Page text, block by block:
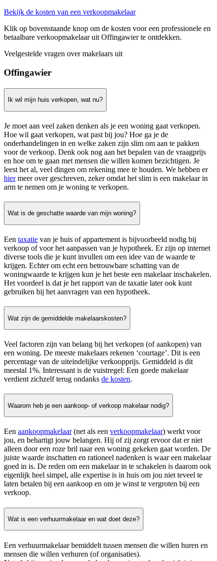
Bekijk de kosten van een verkoopmakelaar
Klik op bovenstaande knop om de kosten voor een professionele en
betaalbare verkoopmakelaar uit Offingawier te ontdekken.
Veelgestelde vragen over makelaars uit
Offingawier
Ik wil mijn huis verkopen, wat nu?
Je moet aan veel zaken denken als je een woning gaat verkopen.
Hoe wil gaat verkopen, wat past bij jou? Hoe ga je de
onderhandelingen in en welke zaken zijn slim om aan te pakken
voor de verkoop. Denk ook nog aan het bepalen van de vraagprijs
en hoe om te gaan met mensen die willen komen bezichtigen. Je
leest het al, veel dingen om rekening mee te houden. We hebben er
hiermeer over geschreven, zeker omdat het slim is een makelaar in
arm te nemen om je woning te verkopen.
Wat is de geschatte waarde van mijn woning?
Een taxatie van je huis of appartement is bijvoorbeeld nodig bij
verkoop of voor het aanpassen van je hypotheek. Er zijn op internet
diverse tools die je kunt invullen om een idee van de waarde te
krijgen. Echter om echt een betrouwbare schatting van de
woningwaarde te krijgen kun je het beste een makelaar inschakelen.
Het voordeel is dat je het rapport van de taxatie later ook kunt
gebruiken bij het aanvragen van een hypotheek.
Wat zijn de gemiddelde makelaarskosten?
Veel factoren zijn van belang bij het verkopen (of aankopen) van
een woning. De meeste makelaars rekenen ‘courtage’. Dit is een
percentage van de uiteindelijke verkoopprijs. Gemiddeld is dit
meestal 1%. Interessant is de vuistregel: Een goede makelaar
verdient zichzelf terug ondanks de kosten.
Waarom heb je een aankoop- of verkoop makelaar nodig?
Een aankoopmakelaar(net als een verkoopmakelaar) werkt voor
jou, en behartigt jouw belangen. Hij of zij zorgt ervoor dat er niet
alleen door een roze bril naar een woning gekeken gaat worden. De
juiste waarde inschatten en rationeel nadenken is waar een makelaar
goed in is. De reden om een makelaar in te schakelen is daarom ook
eigenlijk heel simpel, alle expertise is in huis om jou niet teveel te
laten betalen bij een aankoop en om je winst te vergroten bij een
verkoop.
Wat is een verhuurmakelaar en wat doet deze?
Een verhuurmakelaar bemiddelt tussen mensen die willen huren en
mensen die willen verhuren (of organisaties).